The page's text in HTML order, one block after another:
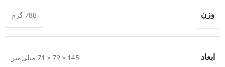
وزن 788 گرم
ابعاد 145 × 79 × 71 میلی‌متر